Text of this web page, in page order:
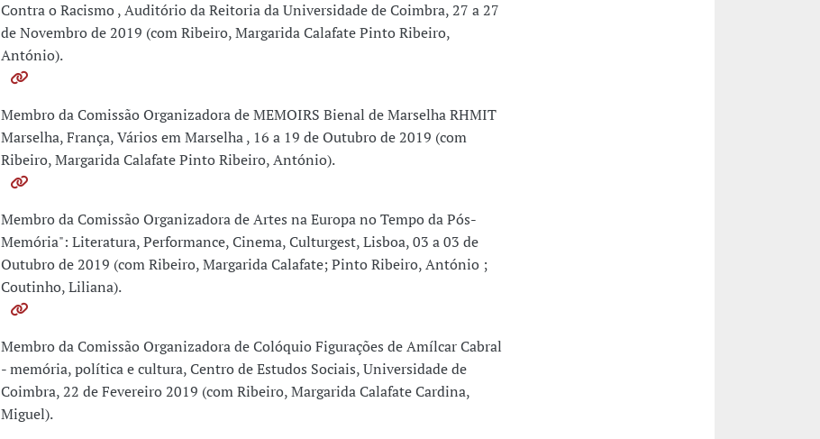
Contra o Racismo , Auditório da Reitoria da Universidade de Coimbra, 27 a 27
de Novembro de 2019 (com Ribeiro, Margarida Calafate Pinto Ribeiro,
António).
Membro da Comissão Organizadora de MEMOIRS Bienal de Marselha RHMIT
Marselha, França, Vários em Marselha , 16 a 19 de Outubro de 2019 (com
Ribeiro, Margarida Calafate Pinto Ribeiro, António).
Membro da Comissão Organizadora de Artes na Europa no Tempo da Pós-
Memória": Literatura, Performance, Cinema, Culturgest, Lisboa, 03 a 03 de
Outubro de 2019 (com Ribeiro, Margarida Calafate; Pinto Ribeiro, António ;
Coutinho, Liliana).
Membro da Comissão Organizadora de Colóquio Figurações de Amílcar Cabral
- memória, política e cultura, Centro de Estudos Sociais, Universidade de
Coimbra, 22 de Fevereiro 2019 (com Ribeiro, Margarida Calafate Cardina,
Miguel).